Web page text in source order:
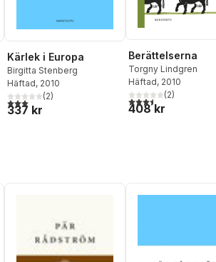
Kärlek i Europa
Birgitta Stenberg
Häftad, 2010
3,0utav 5 stjärnor. Totalt antal röster:
(2)
337 kr
Berättelserna
Torgny Lindgren
Häftad, 2010
3,5utav 5 stjärnor.
(2)
408 kr